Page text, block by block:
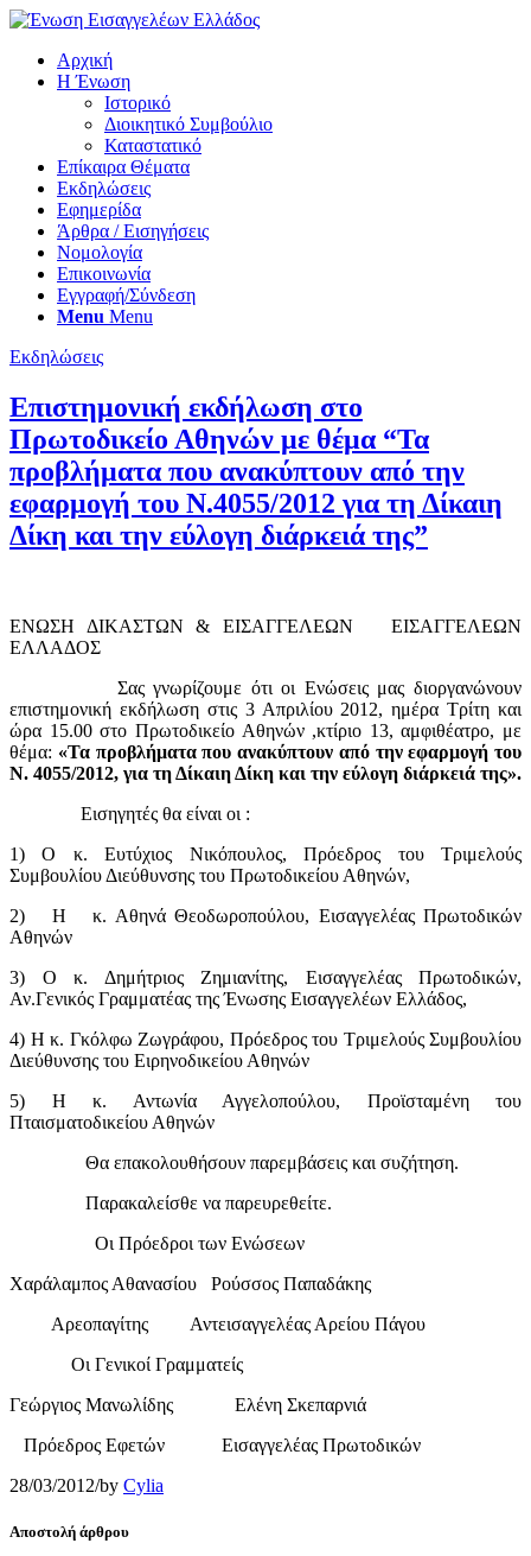
Αρχική
Η Ένωση
Ιστορικό
Διοικητικό Συμβούλιο
Καταστατικό
Επίκαιρα Θέματα
Εκδηλώσεις
Εφημερίδα
Άρθρα / Εισηγήσεις
Νομολογία
Επικοινωνία
Εγγραφή/Σύνδεση
Menu Menu
Εκδηλώσεις
Επιστημονική εκδήλωση στο
Πρωτοδικείο Αθηνών με θέμα “Τα
προβλήματα που ανακύπτουν από την
εφαρμογή του Ν.4055/2012 για τη Δίκαιη
Δίκη και την εύλογη διάρκειά της”
ΕΝΩΣΗ ΔΙΚΑΣΤΩΝ & ΕΙΣΑΓΓΕΛΕΩΝ ΕΙΣΑΓΓΕΛΕΩΝ
ΕΛΛΑΔΟΣ
Σας γνωρίζουμε ότι οι Ενώσεις μας διοργανώνουν
επιστημονική εκδήλωση στις 3 Απριλίου 2012, ημέρα Τρίτη και
ώρα 15.00 στο Πρωτοδικείο Αθηνών ,κτίριο 13, αμφιθέατρο, με
θέμα: «Τα προβλήματα που ανακύπτουν από την εφαρμογή του
Ν. 4055/2012, για τη Δίκαιη Δίκη και την εύλογη διάρκειά της».
Εισηγητές θα είναι οι :
1) Ο κ. Ευτύχιος Νικόπουλος, Πρόεδρος του Τριμελούς
Συμβουλίου Διεύθυνσης του Πρωτοδικείου Αθηνών,
2) Η κ. Αθηνά Θεοδωροπούλου, Εισαγγελέας Πρωτοδικών
Αθηνών
3) Ο κ. Δημήτριος Ζημιανίτης, Εισαγγελέας Πρωτοδικών,
Αν.Γενικός Γραμματέας της Ένωσης Εισαγγελέων Ελλάδος,
4) Η κ. Γκόλφω Ζωγράφου, Πρόεδρος του Τριμελούς Συμβουλίου
Διεύθυνσης του Ειρηνοδικείου Αθηνών
5) Η κ. Αντωνία Αγγελοπούλου, Προϊσταμένη του
Πταισματοδικείου Αθηνών
Θα επακολουθήσουν παρεμβάσεις και συζήτηση.
Παρακαλείσθε να παρευρεθείτε.
Οι Πρόεδροι των Ενώσεων
Χαράλαμπος Αθανασίου Ρούσσος Παπαδάκης
Αρεοπαγίτης Αντεισαγγελέας Αρείου Πάγου
Οι Γενικοί Γραμματείς
Γεώργιος Μανωλίδης Ελένη Σκεπαρνιά
Πρόεδρος Εφετών Εισαγγελέας Πρωτοδικών
28/03/2012/by Cylia
Αποστολή άρθρου